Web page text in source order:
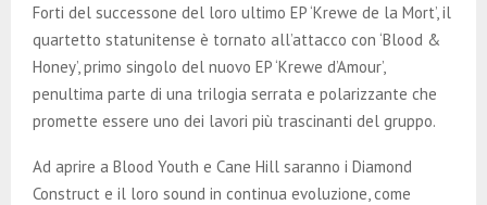
Forti del successone del loro ultimo EP ‘Krewe de la Mort’, il
quartetto statunitense è tornato all’attacco con ‘Blood &
Honey’, primo singolo del nuovo EP ‘Krewe d’Amour’,
penultima parte di una trilogia serrata e polarizzante che
promette essere uno dei lavori più trascinanti del gruppo.
Ad aprire a Blood Youth e Cane Hill saranno i Diamond
Construct e il loro sound in continua evoluzione, come